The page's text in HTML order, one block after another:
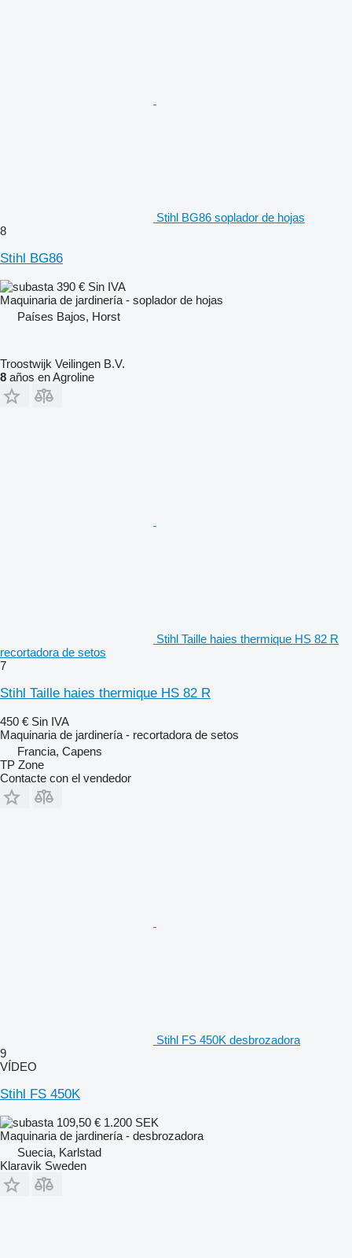
Stihl BG86 soplador de hojas
8
Stihl BG86
390 € Sin IVA
Maquinaria de jardinería - soplador de hojas
Países Bajos, Horst
Troostwijk Veilingen B.V.
8 años en Agroline
Stihl Taille haies thermique HS 82 R
recortadora de setos
7
Stihl Taille haies thermique HS 82 R
450 € Sin IVA
Maquinaria de jardinería - recortadora de setos
Francia, Capens
TP Zone
Contacte con el vendedor
Stihl FS 450K desbrozadora
9
VÍDEO
Stihl FS 450K
109,50 € 1.200 SEK
Maquinaria de jardinería - desbrozadora
Suecia, Karlstad
Klaravik Sweden